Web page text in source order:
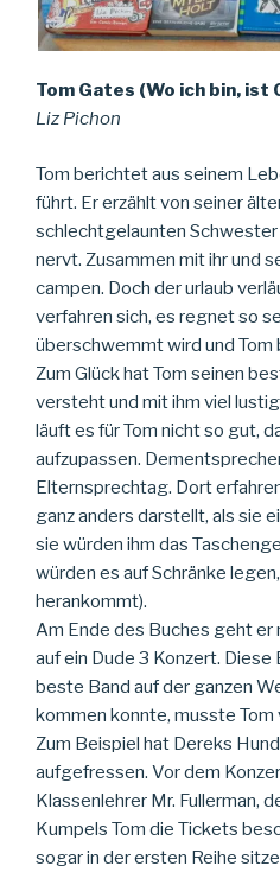
Tom Gates (Wo ich bin, ist
Liz Pichon
Tom berichtet aus seinem
führt. Er erzählt von seiner
schlechtgelaunten Schwester
nervt. Zusammen mit ihr und
campen. Doch der urlaub
verfahren sich, es regnet so
überschwemmt wird und Tom
Zum Glück hat Tom seinen
versteht und mit ihm viel
läuft es für Tom nicht so gut,
aufzupassen.
Elternsprechtag. Dort
ganz anders darstellt, als sie
sie würden ihm das
würden es auf Schränke
herankommt).
Am Ende des Buches geht er
auf ein Dude 3 Konzert. Diese
beste Band auf der ganzen
kommen konnte, musste
Zum Beispiel hat Dereks
aufgefressen. Vor dem
Klassenlehrer Mr. Fullerman,
Kumpels Tom die Tickets
sogar in der ersten Reihe